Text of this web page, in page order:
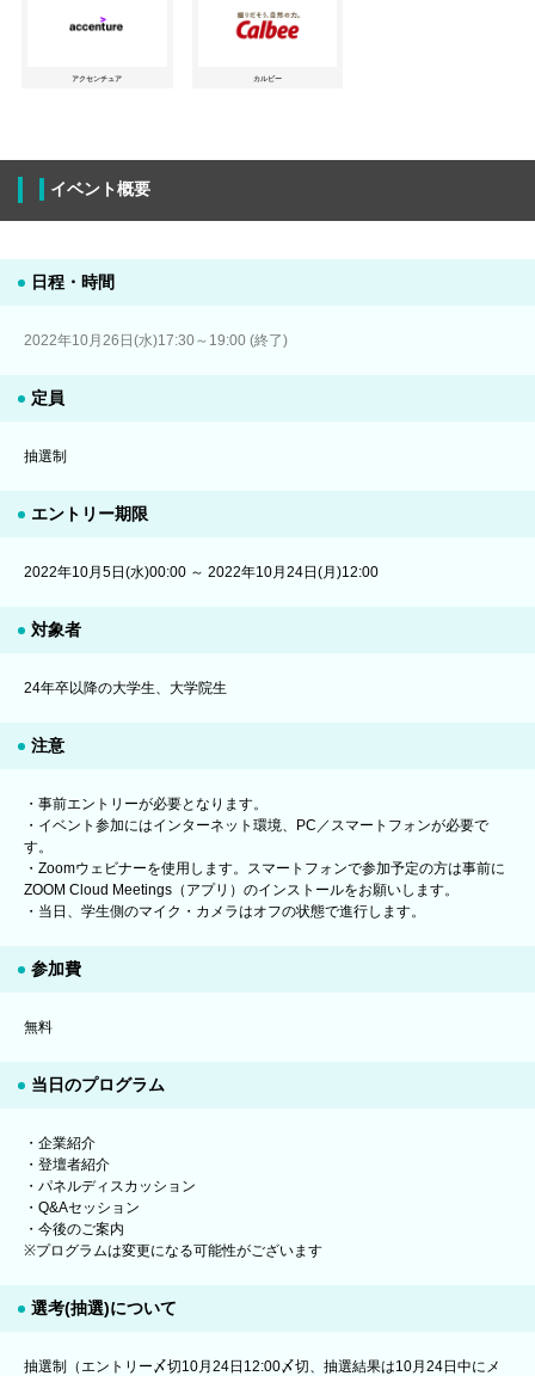
アクセンチュア カルビー
イベント概要
日程・時間
2022年10月26日(水)17:30～19:00 (終了)
定員
抽選制
エントリー期限
2022年10月5日(水)00:00 ～ 2022年10月24日(月)12:00
対象者
24年卒以降の大学生、大学院生
注意
・事前エントリーが必要となります。
・イベント参加にはインターネット環境、PC／スマートフォンが必要で
す。
・Zoomウェビナーを使用します。スマートフォンで参加予定の方は事前に
ZOOM Cloud Meetings（アプリ）のインストールをお願いします。
・当日、学生側のマイク・カメラはオフの状態で進行します。
参加費
無料
当日のプログラム
・企業紹介
・登壇者紹介
・パネルディスカッション
・Q&Aセッション
・今後のご案内
※プログラムは変更になる可能性がございます
選考(抽選)について
抽選制（エントリー〆切10月24日12:00〆切、抽選結果は10月24日中にメ